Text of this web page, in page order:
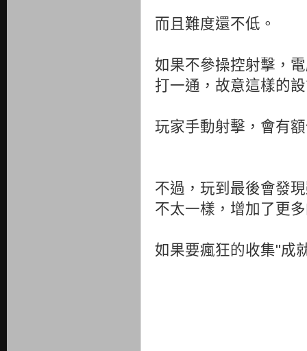
而且難度還不低。
如果不參操控射擊，
打一通，故意這樣的
玩家手動射擊，會有
不過，玩到最後會發
不太一樣，增加了更
如果要瘋狂的收集"成